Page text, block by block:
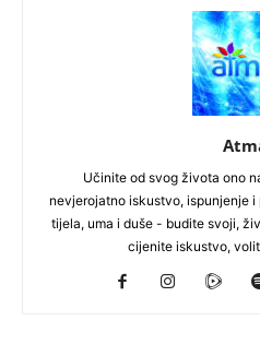
Učinite od svog života ono
nevjerojatno iskustvo, ispunjenje
tijela, uma i duše - budite svoji,
cijenite iskustvo,